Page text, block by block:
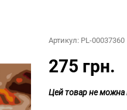
Артикул: PL-00037360
275 грн.
Цей товар не можна